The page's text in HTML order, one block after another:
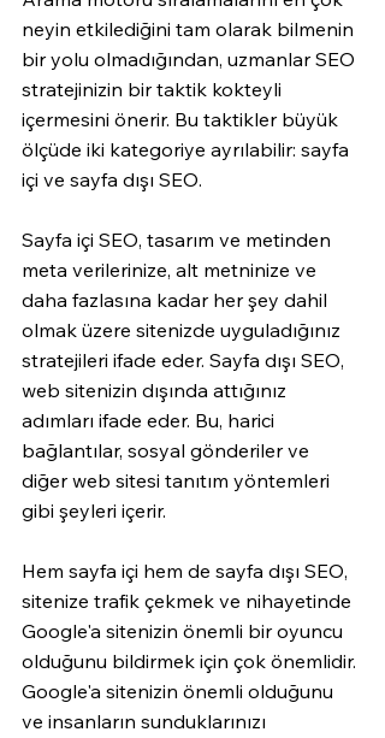
neyin etkilediğini tam olarak bilmenin
bir yolu olmadığından, uzmanlar SEO
stratejinizin bir taktik kokteyli
içermesini önerir. Bu taktikler büyük
ölçüde iki kategoriye ayrılabilir: sayfa
içi ve sayfa dışı SEO.
Sayfa içi SEO, tasarım ve metinden
meta verilerinize, alt metninize ve
daha fazlasına kadar her şey dahil
olmak üzere sitenizde uyguladığınız
stratejileri ifade eder. Sayfa dışı SEO,
web sitenizin dışında attığınız
adımları ifade eder. Bu, harici
bağlantılar, sosyal gönderiler ve
diğer web sitesi tanıtım yöntemleri
gibi şeyleri içerir.
Hem sayfa içi hem de sayfa dışı SEO,
sitenize trafik çekmek ve nihayetinde
Google'a sitenizin önemli bir oyuncu
olduğunu bildirmek için çok önemlidir.
Google'a sitenizin önemli olduğunu
ve insanların sunduklarınızı